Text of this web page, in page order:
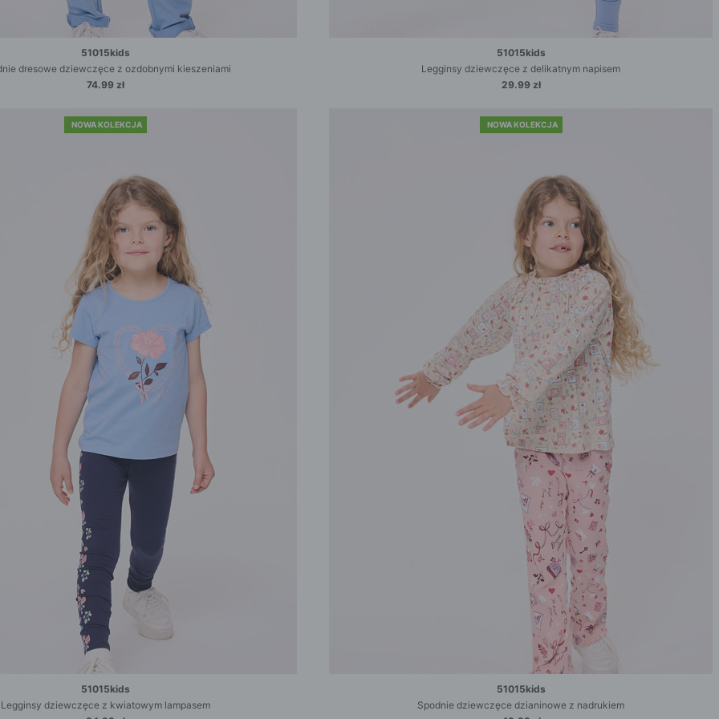
51015kids
dresowe dziewczęce z ozdobnymi kieszeniami
74.99 zł
51015kids
Legginsy dziewczęce z delikatnym napisem
29.99 zł
NOWA KOLEKCJA
51015kids
Legginsy dziewczęce z kwiatowym lampasem
NOWA KOLEKCJA
51015kids
Spodnie dziewczęce dzianinowe z nadrukiem